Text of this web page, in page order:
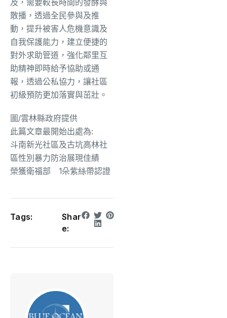
散播，透過全民參與及推
動，提升被害人危機意識及
自我保護能力，建立便捷的
對外求助管道，強化鄰里互
助精神即時給予協助或通
報，透過公私協力，讓社區
初級預防更加落實與茁壯。
圖/雲林縣政府提供
此篇文章最開始出處為:
斗南新光社區及古坑高林社
區性別暴力防治展現佳績
榮獲衛福部 1朵紫絲帶認證
Tags:
Shar
e: